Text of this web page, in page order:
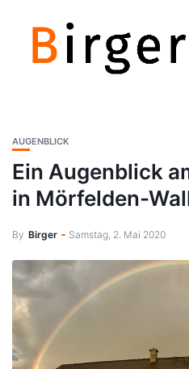
AUGENBLICK
Ein Augenblick
in Mörfelden-
By Birger Samstag, 2. Mai 2020